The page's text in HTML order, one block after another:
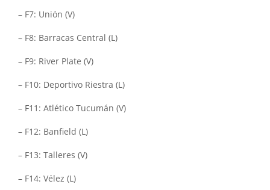
– F7: Unión (V)
– F8: Barracas Central (L)
– F9: River Plate (V)
– F10: Deportivo Riestra (L)
– F11: Atlético Tucumán (V)
– F12: Banfield (L)
– F13: Talleres (V)
– F14: Vélez (L)